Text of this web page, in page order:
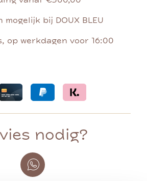
bij DOUX BLEU
op werkdagen voor 16:00
nodig?